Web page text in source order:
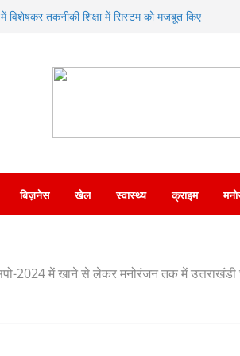
विशेषकर तकनीकी शिक्षा में सिस्टम को मजबूत किए
पर वायरल वीडियो का संज्ञान लेकर त्वरित
ने किया गिरफ्तार
व्यक्त करते हुए कृषि मंत्री गणेश जोशी ने
ने शंकराचार्य चौक पर लगाया निःशुल्क
बिज़नेस खेल स्वास्थ्य क्राइम
2024 में खाने से लेकर मनोरंजन तक में उत्तराखंडी